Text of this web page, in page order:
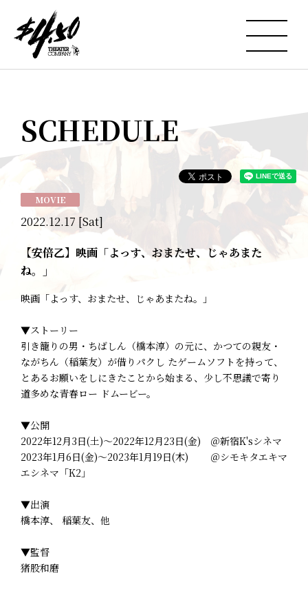
SCHEDULE
2022.12.17 [Sat]
MOVIE
【安倍乙】映画「よっす、おまたせ、じゃあまた
ね。」
映画「よっす、おまたせ、じゃあまたね。」
▼ストーリー
引き籠りの男・ちばしん（橋本淳）の元に、かつての親友・
ながちん（稲葉友）が借りパクし たゲームソフトを持って、
とあるお願いをしにきたことから始まる、少し不思議で寄り
道多めな青春ロー ドムービー。
▼公開
2022年12月3日(土)～2022年12月23日(金) ＠新宿K'sシネマ
2023年1月6日(金)～2023年1月19日(木) ＠シモキタエキマ
エシネマ「K2」
▼出演
橋本淳、 稲葉友、他
▼監督
猪股和磨